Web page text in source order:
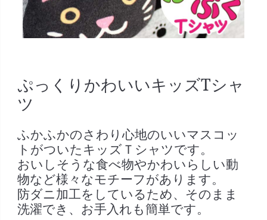
ぷっくりかわいいキッズTシャ
ツ
ふかふかのさわり心地のいいマスコッ
トがついたキッズＴシャツです。
おいしそうな食べ物やかわいらしい動
物など様々なモチーフがあります。
防ダニ加工をしているため、そのまま
洗濯でき、お手入れも簡単です。